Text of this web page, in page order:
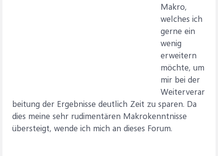
Makro,
welches ich
gerne ein
wenig
erweitern
möchte, um
mir bei der
Weiterverar
beitung der Ergebnisse deutlich Zeit zu sparen. Da
dies meine sehr rudimentären Makrokenntnisse
übersteigt, wende ich mich an dieses Forum.